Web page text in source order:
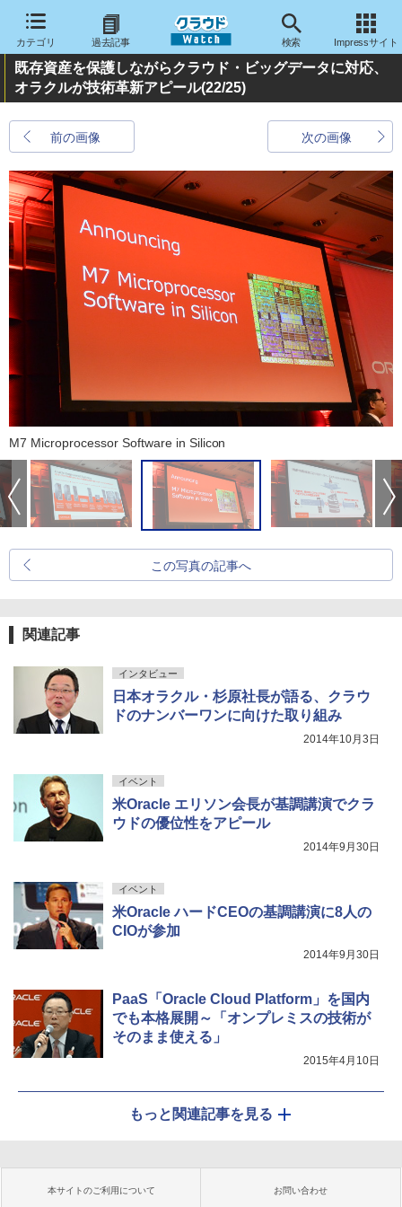
カテゴリ 過去記事 検索 Impressサイト
既存資産を保護しながらクラウド・ビッグデータに対応、
オラクルが技術革新アピール(22/25)
前の画像 次の画像
M7 Microprocessor Software in Silicon
この写真の記事へ
関連記事
インタビュー
日本オラクル・杉原社長が語る、クラウ
ドのナンバーワンに向けた取り組み
2014年10月3日
イベント
米Oracle エリソン会長が基調講演でクラ
ウドの優位性をアピール
2014年9月30日
イベント
米Oracle ハードCEOの基調講演に8人の
CIOが参加
2014年9月30日
PaaS「Oracle Cloud Platform」を国内
でも本格展開～「オンプレミスの技術が
そのまま使える」
2015年4月10日
もっと関連記事を見る
本サイトのご利用について お問い合わせ